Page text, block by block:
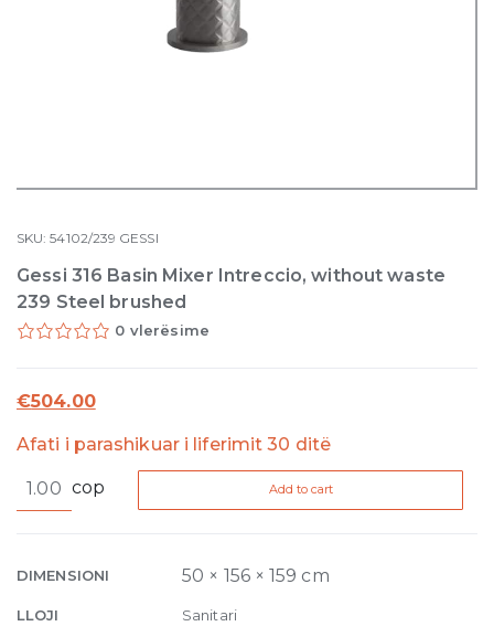
SKU:54102/239 GESSI
Gessi 316 Basin Mixer Intreccio, without waste
239 Steel brushed
0 vlerësime
€504.00
Afati i parashikuar i liferimit 30 ditë
316
Intreccio,
waste
cop Add to cart
DIMENSIONI 50 × 156 × 159 cm
LLOJI Sanitari